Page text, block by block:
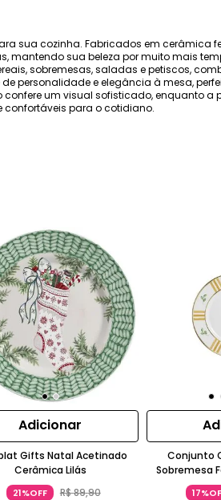
sua cozinha. Fabricados em cerâmica
mantendo sua beleza por muito mais
sobremesas, saladas e petiscos,
personalidade e elegância à mesa,
um visual sofisticado, enquanto a
para o cotidiano.
Adicionar
Gifts Natal Acetinado
Cerâmica Lilás
21%OFF R$89,90
Conjunto
Sobremesa